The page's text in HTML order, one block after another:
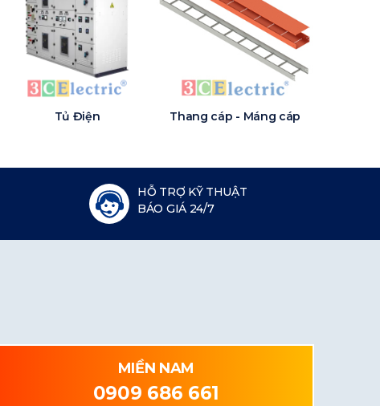
Tủ Điện Thang cáp - Máng cáp
HỖ TRỢ KỸ THUẬT
BÁO GIÁ 24/7
MIỀN NAM
0909 686 661